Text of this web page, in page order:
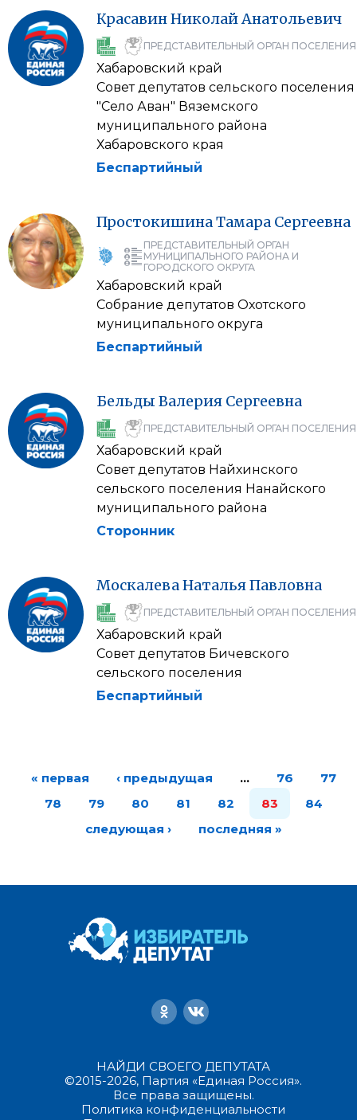
КрасавинНиколайАнатольевич
ПРЕДСТАВИТЕЛЬНЫЙ ОРГАН ПОСЕЛЕНИЯ
Хабаровский край
Совет депутатов сельского поселения
"Село Аван" Вяземского
муниципального района
Хабаровского края
Беспартийный
ПростокишинаТамара Сергеевна
ПРЕДСТАВИТЕЛЬНЫЙ ОРГАН
МУНИЦИПАЛЬНОГО РАЙОНА И
ГОРОДСКОГО ОКРУГА
Хабаровский край
Собрание депутатов Охотского
муниципального округа
Беспартийный
БельдыВалерия Сергеевна
ПРЕДСТАВИТЕЛЬНЫЙ ОРГАН ПОСЕЛЕНИЯ
Хабаровский край
Совет депутатов Найхинского
сельского поселения Нанайского
муниципального района
Сторонник
МоскалеваНатальяПавловна
ПРЕДСТАВИТЕЛЬНЫЙ ОРГАН ПОСЕЛЕНИЯ
Хабаровский край
Совет депутатов Бичевского
сельского поселения
Беспартийный
« первая ‹ предыдущая … 76
77
78
79 80 81 82 83
84
следующая ›
последняя »
НАЙДИ СВОЕГО ДЕПУТАТА
©2015-2026, Партия «Единая Россия».
Все права защищены.
Политика конфиденциальности